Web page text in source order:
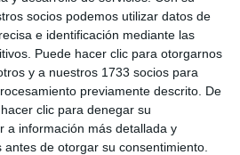
socios podemos utilizar datos de
e identificación mediante las
Puede hacer clic para otorgarnos
y a nuestros 1733 socios para
previamente descrito. De
clic para denegar su
a información más detallada y
de otorgar su consentimiento.